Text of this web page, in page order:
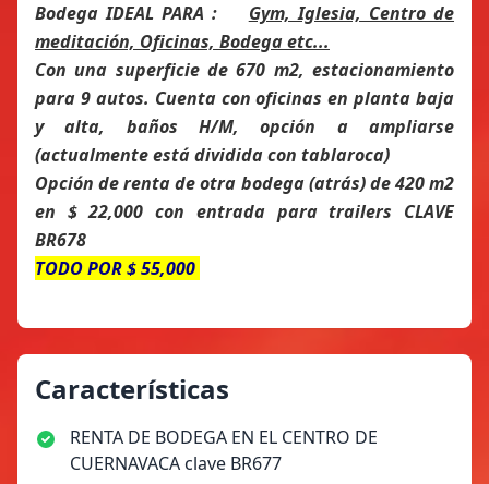
Bodega IDEAL PARA : Gym, Iglesia, Centro de
meditación, Oficinas, Bodega etc...
Con una superficie de 670 m2, estacionamiento
para 9 autos. Cuenta con oficinas en planta baja
y alta, baños H/M, opción a ampliarse
(actualmente está dividida con tablaroca)
Opción de renta de otra bodega (atrás) de 420 m2
en $ 22,000 con entrada para trailers CLAVE
BR678
TODO POR $ 55,000
Características
RENTA DE BODEGA EN EL CENTRO DE
CUERNAVACA clave BR677